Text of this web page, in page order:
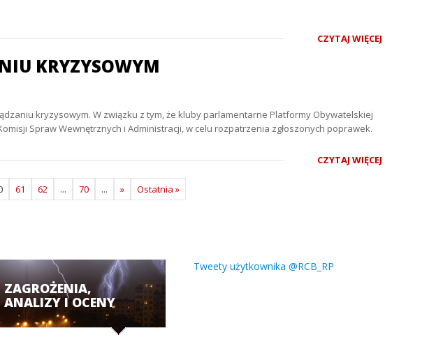
CZYTAJ WIĘCEJ
KRYZYSOWYM
kryzysowym. W związku z tym, że kluby parlamentarne Platformy Obywatelskiej
Spraw Wewnętrznych i Administracji, w celu rozpatrzenia zgłoszonych poprawek.
CZYTAJ WIĘCEJ
61 62 ... 70 ... » Ostatnia »
ZAGROŻENIA,
ANALIZY I OCENY
Tweety użytkownika @RCB_RP